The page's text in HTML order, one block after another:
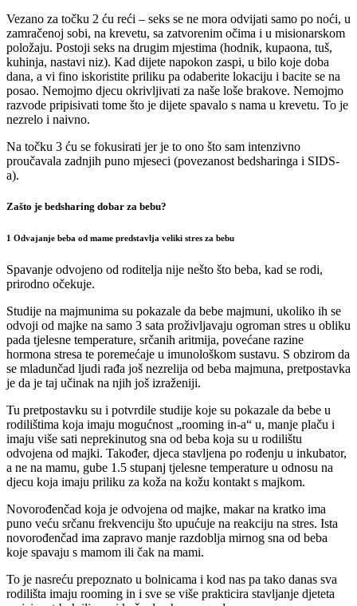
Vezano za točku 2 ću reći – seks se ne mora odvijati samo po noći, u
zamračenoj sobi, na krevetu, sa zatvorenim očima i u misionarskom
položaju. Postoji seks na drugim mjestima (hodnik, kupaona, tuš,
kuhinja, nastavi niz). Kad dijete napokon zaspi, u bilo koje doba
dana, a vi fino iskoristite priliku pa odaberite lokaciju i bacite se na
posao. Nemojmo djecu okrivljivati za naše loše brakove. Nemojmo
razvode pripisivati tome što je dijete spavalo s nama u krevetu. To je
nezrelo i naivno.
Na točku 3 ću se fokusirati jer je to ono što sam intenzivno
proučavala zadnjih puno mjeseci (povezanost bedsharinga i SIDS-
a).
Zašto je bedsharing dobar za bebu?
1 Odvajanje beba od mame predstavlja veliki stres za bebu
Spavanje odvojeno od roditelja nije nešto što beba, kad se rodi,
prirodno očekuje.
Studije na majmunima su pokazale da bebe majmuni, ukoliko ih se
odvoji od majke na samo 3 sata proživljavaju ogroman stres u obliku
pada tjelesne temperature, srčanih aritmija, povećane razine
hormona stresa te poremećaje u imunološkom sustavu. S obzirom da
se mladunčad ljudi rađa još nezrelija od beba majmuna, pretpostavka
je da je taj učinak na njih još izraženiji.
Tu pretpostavku su i potvrdile studije koje su pokazale da bebe u
rodilištima koja imaju mogućnost „rooming in-a“ u, manje plaču i
imaju više sati neprekinutog sna od beba koja su u rodilištu
odvojena od majki. Također, djeca stavljena po rođenju u inkubator,
a ne na mamu, gube 1.5 stupanj tjelesne temperature u odnosu na
djecu koja imaju priliku za koža na kožu kontakt s majkom.
Novorođenčad koja je odvojena od majke, makar na kratko ima
puno veću srčanu frekvenciju što upućuje na reakciju na stres. Ista
novorođenčad ima zapravo manje razdoblja mirnog sna od beba
koje spavaju s mamom ili čak na mami.
To je nasreću prepoznato u bolnicama i kod nas pa tako danas sva
rodilišta imaju rooming in i sve se više prakticira stavljanje djeteta